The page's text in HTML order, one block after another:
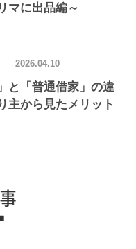
マに出品編～
と「普通借家」の違
主から見たメリット
2026.04.10